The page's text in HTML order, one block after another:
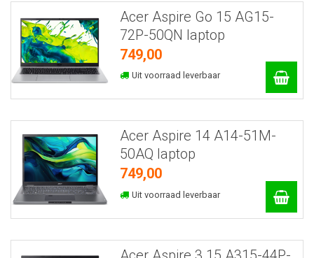
Acer Aspire Go 15 AG15-
72P-50QN laptop
749,00
Uit voorraad leverbaar
Acer Aspire 14 A14-51M-
50AQ laptop
749,00
Uit voorraad leverbaar